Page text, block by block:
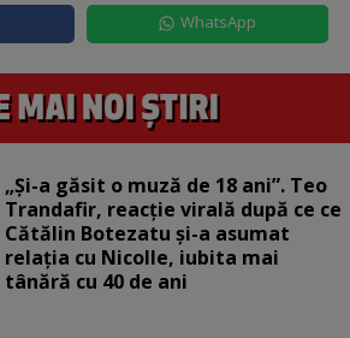
WhatsApp
„Și-a găsit o muză de 18 ani”. Teo
Trandafir, reacție virală după ce ce
Cătălin Botezatu și-a asumat
relația cu Nicolle, iubita mai
tânără cu 40 de ani